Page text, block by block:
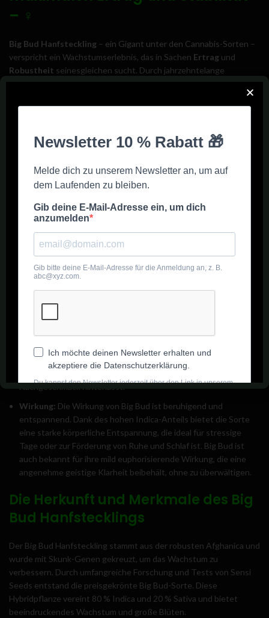
– ♀
Big Bud Hanfsteckling – ein Gigant unter den Cannabis-Sorten –
verspricht ein Wachstumserlebnis, das in Sachen Ertrag und
Robustheit seinesgleichen sucht. Durch jahrzehntelange
Verfeinerung ist es gelungen, eineIndica-Dominanzzu etablieren,
garantiert.
Die Pflege des Big Bud Hanfstecklings ist unkompliziert und
erfordert keine besonderen Kenntnisse oder Fähigkeiten. Er ist
Bedingungen gut. Dies macht ihn zur idealen Wahl sowohl für
Anfänger als auch erfahrene Züchter. Genießen Sie die Freude am
Anbau mit minimalem Aufwand und maximalen Ergebnissen.
Geruch, Geschmack und Wirkung
von Big Bud
Geruch:Big Bud hat einen intensiven, erdigen Duft mit einer
Mischung aus süßen und würzigen Noten. Beim Riechen können
auch leicht fruchtige Aromen wahrgenommen werden, die die
Geschmack:Der Geschmack von Big Bud ist genauso
reichhaltig wie der Duft. Er bietet eine Kombination aus
frischen, würzigen Aromen und einem Hauch von süßem
Fruchtgeschmack, der einen angenehmen, lang anhaltenden
Wirkung: Die Wirkung von Big Bud ist beruhigend und
entspannend. Dank des hohen Indica-Anteils bietet die Sorte
eine starke körperliche Entspannung, die ideal für stressige
Tage oder zur Förderung von Ruhe und Schlaf ist. Big Bud ist
auch bekannt für ihre mild euphorisierende Wirkung, die eine
angenehme geistige Klarheit beibehält, ohne zu überwältigen.
Die Herkunft und Merkmale des Big
Bud Hanfstecklings
Der Big Bud Hanfsteckling stammt aus der robusten Afghanica und
wurde mit Skunk-Genen gekreuzt, um das Wachstum zu
verbessern. Durch umfangreiche Forschung und Tests von Sensi
Seeds entstand die preisgekrönte Big Bud-Sorte. Diese
Hybridpflanze vereint 80 % Indica und 20 % Sativa und bietet
beeindruckendes Wachstum und große Blüten.